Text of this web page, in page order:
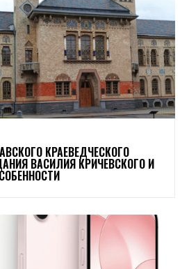
КРАЕВЕДЧЕСКОГО
ВАСИЛИЯ КРИЧЕВСКОГО И